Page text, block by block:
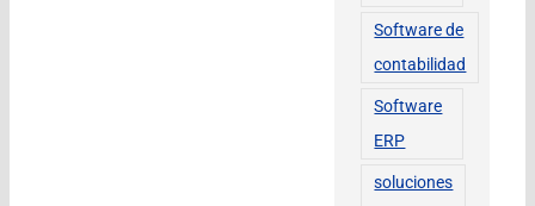
Software de
contabilidad
Software
ERP
soluciones